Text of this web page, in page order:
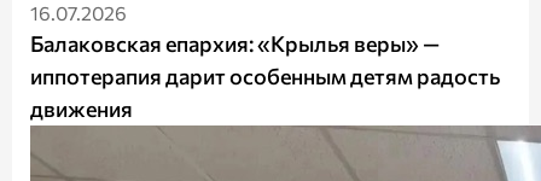
16.07.2026
Балаковская епархия: «Крылья веры» —
иппотерапия дарит особенным детям радость
движения